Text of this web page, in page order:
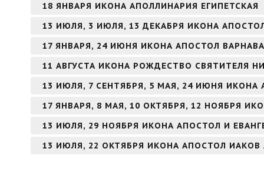
18 ЯНВАРЯ ИКОНА АПОЛЛИНАРИЯ ЕГИПЕТСКАЯ
13 ИЮЛЯ, 3 ИЮЛЯ, 13 ДЕКАБРЯ ИКОНА
17 ЯНВАРЯ, 24 ИЮНЯ ИКОНА АПОСТОЛ ВАРНАВА
11 АВГУСТА ИКОНА РОЖДЕСТВО СВЯТИТЕЛЯ
13 ИЮЛЯ, 7 СЕНТЯБРЯ, 5 МАЯ, 24 ИЮНЯ
17 ЯНВАРЯ, 8 МАЯ, 10 ОКТЯБРЯ, 12 НОЯБРЯ
13 ИЮЛЯ, 29 НОЯБРЯ ИКОНА АПОСТОЛ И
13 ИЮЛЯ, 22 ОКТЯБРЯ ИКОНА АПОСТОЛ ИАКОВ